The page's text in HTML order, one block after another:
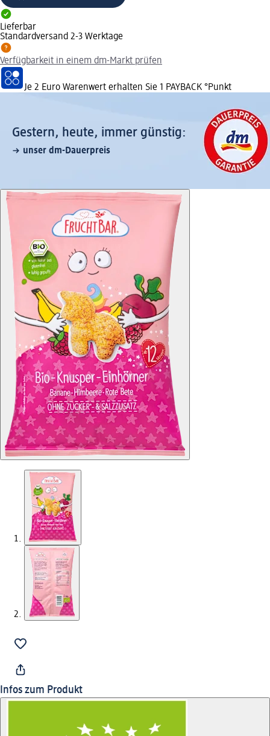
Lieferbar
Standardversand 2-3 Werktage
Verfügbarkeit in einem dm-Markt prüfen
Je 2 Euro Warenwert erhalten Sie 1 PAYBACK °Punkt
Gestern, heute, immer günstig:
unser dm-Dauerpreis
Infos zum Produkt